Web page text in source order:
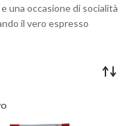
una occasione di socialità
il vero espresso